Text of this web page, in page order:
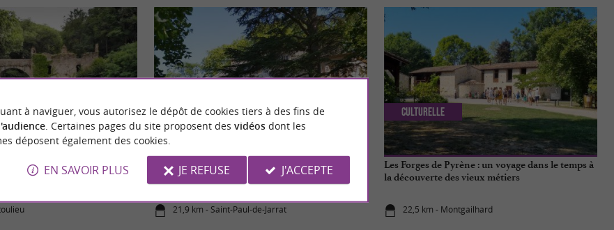
un lieu légendaire à découvrir
Le Clos Cathala, séjour de charme, entre arbres
centenaires et montagnes Ariégeoises
21,9 km - Saint-Paul-de-Jarrat
Détente
Les Forges de Pyrène : un voyage dans le temps à
la découverte des vieux métiers
22,5 km - Montgailhard
Culturelle
à naviguer, vous autorisez le dépôt de cookies tiers à des fins de
. Certaines pages du site proposent des vidéosdont les
déposent également des cookies.
EN SAVOIR PLUS JE REFUSE J'ACCEPTE